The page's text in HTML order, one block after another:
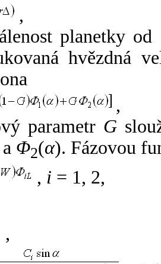
,
planetky od
hvězdná
,
parametr G
Φ2(α). Fázovou
, i = 1, 2,
,